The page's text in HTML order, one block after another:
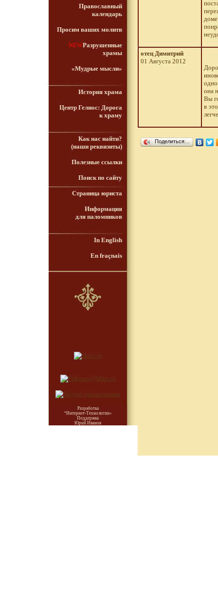
Православный
календарь
Просим ваших молитв
NEWРазрушенные
храмы
«Мудрые мысли»
История храма
Центр Гелиос: Дорога
к храму
Как нас найти?
(наши реквизиты)
Полезные ссылки
Поиск по сайту
Страница юриста
Информация
для паломников
In English
En fraçnais
Разработка
“Интернет-Технологии»
Поддержка
Юрий Иванов
отец Димитрий
01 Августа 2012
она
Вы
в
Поделиться…